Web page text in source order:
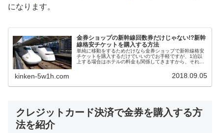
になります。
金券ショップの新幹線回数券だけじゃない!?新幹
線格安チケットを購入する方法
単純に移動をするためだけなら金券ショップで新幹線格安
チケットを購入するだけでいいのでお手軽ですが、1泊以
上する場合はホテルの料金も関係してきますから、それぞ
ますよね。そんな時はJR・新幹線+宿泊セットプランとい
kinken-5w1h.com 2018.09.05
クレジットカード決済で金券を購入する方
法を紹介